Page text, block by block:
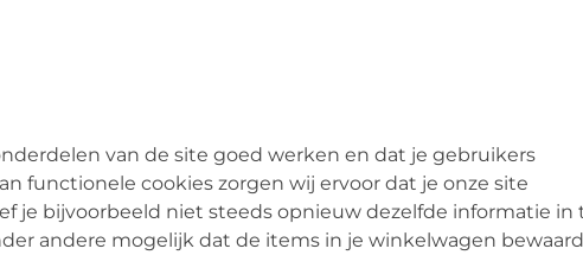
van de site goed werken en dat je gebruikers
functionele cookies zorgen wij ervoor dat je onze site
je bijvoorbeeld niet steeds opnieuw dezelfde informatie in
andere mogelijk dat de items in je winkelwagen bewaard